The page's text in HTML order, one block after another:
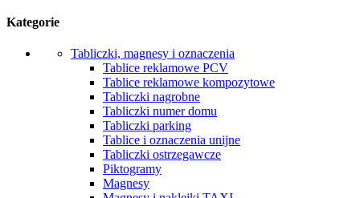
Kategorie
Tabliczki, magnesy i oznaczenia
Tablice reklamowe PCV
Tablice reklamowe kompozytowe
Tabliczki nagrobne
Tabliczki numer domu
Tabliczki parking
Tablice i oznaczenia unijne
Tabliczki ostrzegawcze
Piktogramy
Magnesy